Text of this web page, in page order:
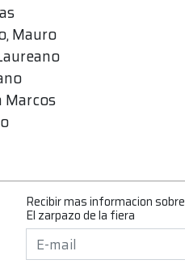
Mauro
Marcos
Recibir mas informacion sobre
El zarpazo de la fiera